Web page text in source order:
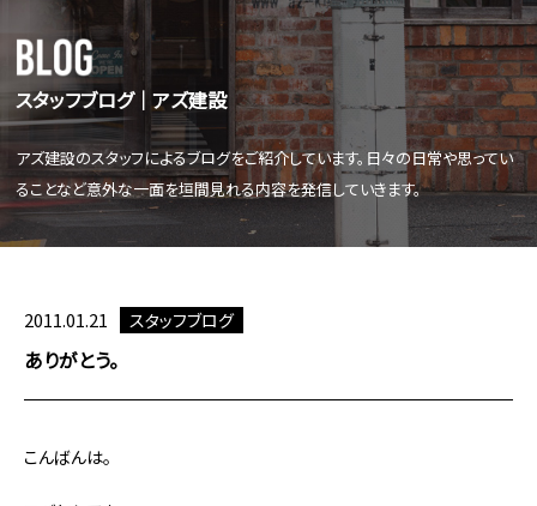
スタッフブログ│アズ建設
アズ建設のスタッフによるブログをご紹介しています。日々の日常や思ってい
ることなど意外な一面を垣間見れる内容を発信していきます。
2011.01.21 スタッフブログ
ありがとう。
こんばんは。